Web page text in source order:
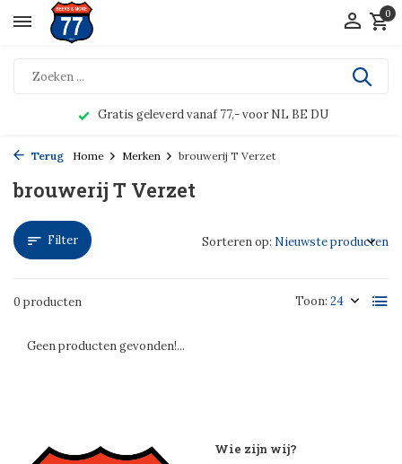
0
Gratis geleverd vanaf 77,- voor NL BE DU
Terug Home Merken brouwerij T Verzet
brouwerij T Verzet
Filter
0 producten Toon:
Sorteren op:
Geen producten gevonden!...
Wie zijn wij?